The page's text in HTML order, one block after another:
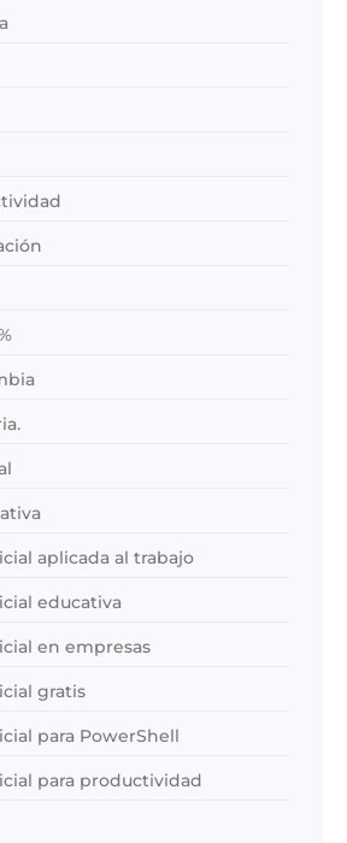
aplicada al trabajo
educativa
en empresas
gratis
para PowerShell
para productividad